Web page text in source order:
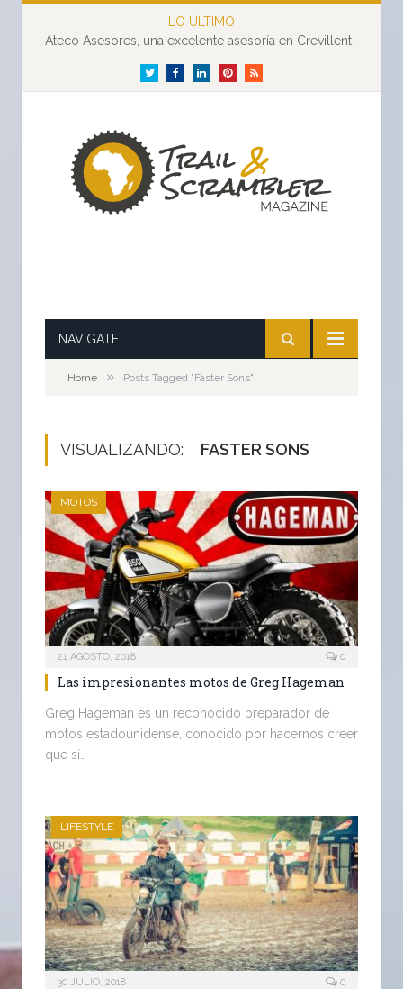
LO ÚLTIMO
Ateco Asesores, una excelente asesoría en Crevillent
TwitterFacebookLinkedInPinterestRSS
NAVIGATE
Home » Posts Tagged "Faster Sons"
VISUALIZANDO: FASTER SONS
MOTOS
21 AGOSTO, 2018 0
Las impresionantes motos de Greg Hageman
Greg Hageman es un reconocido preparador de
motos estadounidense, conocido por hacernos creer
que sí…
LIFESTYLE
30 JULIO, 2018 0